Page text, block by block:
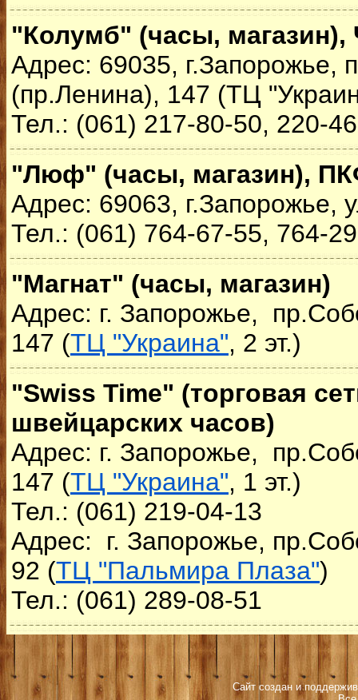
"Колумб" (часы, магазин),
Адрес: 69035, г.Запорожье,
(пр.Ленина), 147 (ТЦ
Тел.: (061) 217-80-50, 220-
"Люф" (часы, магазин),
Адрес: 69063, г.Запорожье,
Тел.: (061) 764-67-55, 764-
"Магнат" (часы, магазин)
Адрес: г. Запорожье,
147 (ТЦ "Украина", 2 эт.)
"Swiss Time" (торговая
швейцарских часов)
Адрес: г. Запорожье,
147 (ТЦ "Украина", 1 эт.)
Тел.: (061) 219-04-13
Адрес: г. Запорожье,
92 (ТЦ "Пальмира Плаза")
Тел.: (061) 289-08-51
Сайт создан и